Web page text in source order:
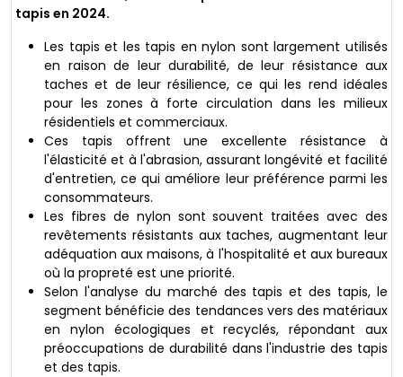
tapis en 2024.
Les tapis et les tapis en nylon sont largement utilisés
en raison de leur durabilité, de leur résistance aux
taches et de leur résilience, ce qui les rend idéales
pour les zones à forte circulation dans les milieux
résidentiels et commerciaux.
Ces tapis offrent une excellente résistance à
l'élasticité et à l'abrasion, assurant longévité et facilité
d'entretien, ce qui améliore leur préférence parmi les
consommateurs.
Les fibres de nylon sont souvent traitées avec des
revêtements résistants aux taches, augmentant leur
adéquation aux maisons, à l'hospitalité et aux bureaux
où la propreté est une priorité.
Selon l'analyse du marché des tapis et des tapis, le
segment bénéficie des tendances vers des matériaux
en nylon écologiques et recyclés, répondant aux
préoccupations de durabilité dans l'industrie des tapis
et des tapis.